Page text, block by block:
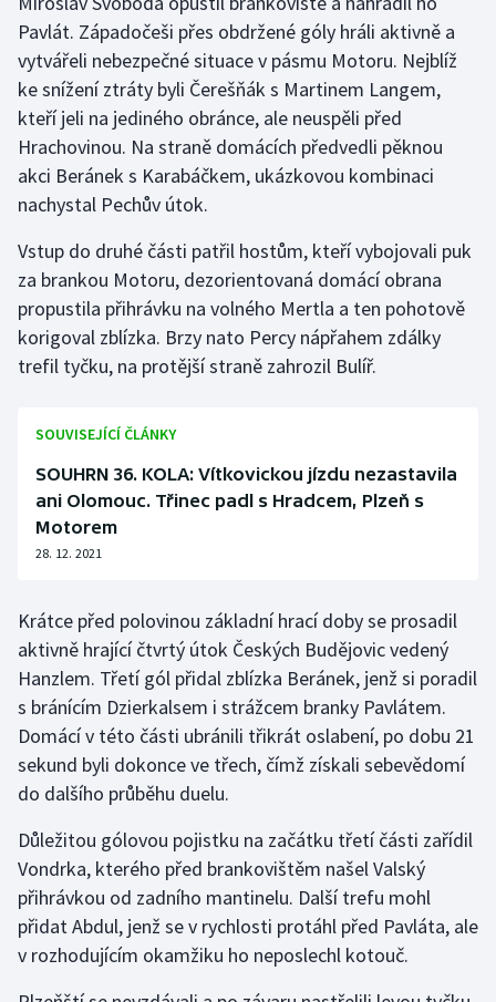
Olympijské hry
Parasport
Plavání
Plážový volejbal
Ragby
Rychlobruslení
Rychlostní kanoistika
Sportovní střelba
Stolní tenis
Veslování
Vodní slalom
Volejbal
Ostatní
Pavlát. Západočeši přes obdržené góly hráli aktivně a
vytvářeli nebezpečné situace v pásmu Motoru. Nejblíž
ke snížení ztráty byli Čerešňák s Martinem Langem,
kteří jeli na jediného obránce, ale neuspěli před
Hrachovinou. Na straně domácích předvedli pěknou
akci Beránek s Karabáčkem, ukázkovou kombinaci
nachystal Pechův útok.
Vstup do druhé části patřil hostům, kteří vybojovali puk
za brankou Motoru, dezorientovaná domácí obrana
propustila přihrávku na volného Mertla a ten pohotově
korigoval zblízka. Brzy nato Percy nápřahem zdálky
trefil tyčku, na protější straně zahrozil Bulíř.
SOUVISEJÍCÍ ČLÁNKY
SOUHRN 36. KOLA: Vítkovickou jízdu nezastavila
ani Olomouc. Třinec padl s Hradcem, Plzeň s
Motorem
28. 12. 2021
Krátce před polovinou základní hrací doby se prosadil
aktivně hrající čtvrtý útok Českých Budějovic vedený
Hanzlem. Třetí gól přidal zblízka Beránek, jenž si poradil
s bránícím Dzierkalsem i strážcem branky Pavlátem.
Domácí v této části ubránili třikrát oslabení, po dobu 21
sekund byli dokonce ve třech, čímž získali sebevědomí
do dalšího průběhu duelu.
Důležitou gólovou pojistku na začátku třetí části zařídil
Vondrka, kterého před brankovištěm našel Valský
přihrávkou od zadního mantinelu. Další trefu mohl
přidat Abdul, jenž se v rychlosti protáhl před Pavláta, ale
v rozhodujícím okamžiku ho neposlechl kotouč.